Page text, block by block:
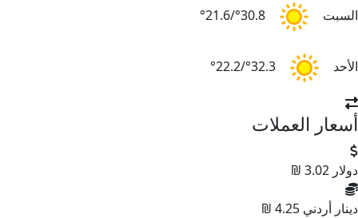
السبت 30.8°/21.6°
الأحد 32.3°/22.2°
أسعار العملات
دولار 3.02 ₪
دينار أردني 4.25 ₪